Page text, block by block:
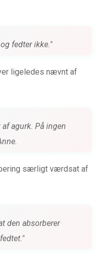
fedter ikke."
ligeledes nævnt af
agurk. På ingen
særligt værdsat af
den absorberer